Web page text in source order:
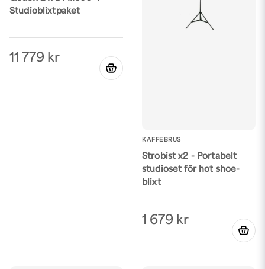
Studioblixtpaket
11 779 kr
KAFFEBRUS
Strobist x2 - Portabelt
studioset för hot shoe-
blixt
1 679 kr